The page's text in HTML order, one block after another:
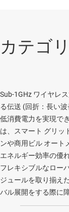
カテゴ
Sub-1GHz ワイヤレ
る伝送 (回折：長い
低消費電力を実現で
は、スマート グリッ
ンや商用ビル オート
エネルギー効率の優
フレキシブルなロー
ジュールを取り揃え
バル展開をする際に